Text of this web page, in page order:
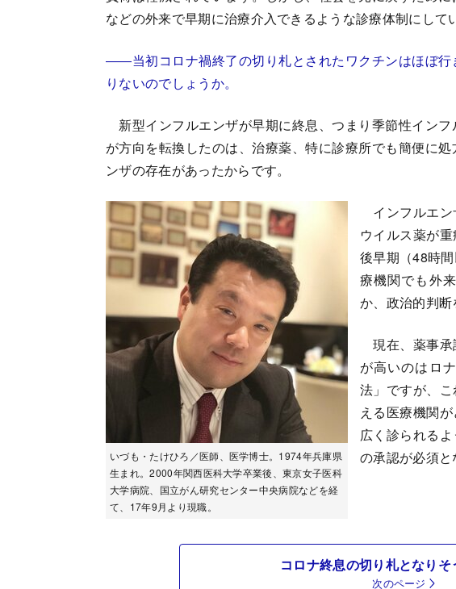
などの外来で早期に治療介入できるような診療体制にして
――当初コロナ禍終了の切り札とされたワクチンはほぼ行
りないのでしょうか。
新型インフルエンザが早期に終息、つまり季節性イン
が方向を転換したのは、治療薬、特に診療所でも簡便に
ンザの存在があったからです。
いづも・たけひろ／医師、医学博士。1974年兵庫県
生まれ。2000年関西医科大学卒業後、東京女子医科
大学病院、国立がん研究センター中央病院などを経
て、17年9月より現職。
インフルエン
ウイルス薬が
後早期（48時
療機関でも外
か、政治的判断
現在、薬事承
が高いのはロ
法」ですが、
える医療機関
広く診られる
の承認が必須と
コロナ終息の切り札となりそ
次のページ